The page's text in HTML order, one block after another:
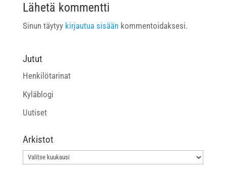
Lähetä kommentti
Sinun täytyy kirjautua sisäänkommentoidaksesi.
Jutut
Henkilötarinat
Kyläblogi
Uutiset
Arkistot
Arkistot